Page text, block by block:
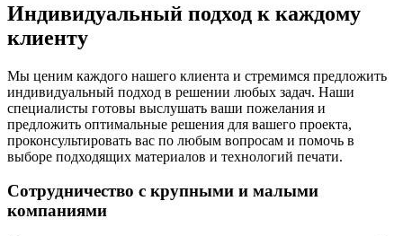
Индивидуальный подход к каждому
клиенту
Мы ценим каждого нашего клиента и стремимся предложить
индивидуальный подход в решении любых задач. Наши
специалисты готовы выслушать ваши пожелания и
предложить оптимальные решения для вашего проекта,
проконсультировать вас по любым вопросам и помочь в
выборе подходящих материалов и технологий печати.
Сотрудничество с крупными и малыми
компаниями